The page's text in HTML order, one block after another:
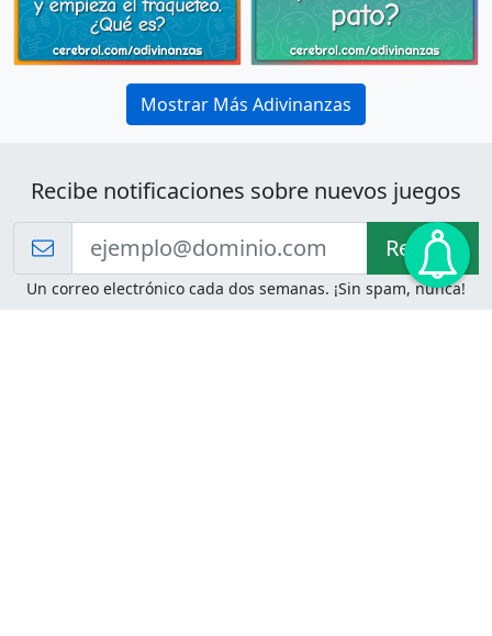
Mostrar Más Adivinanzas
Recibe notificaciones sobre nuevos juegos
Recibir!
Un correo electrónico cada dos semanas. ¡Sin spam, nunca!